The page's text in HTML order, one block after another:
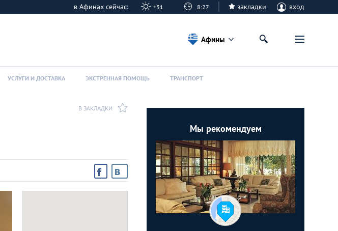
в Афинах сейчас: +31 8:27 закладки вход
Афины
УСЛУГИ И ДОСТАВКА ЭКСТРЕННАЯ ПОМОЩЬ ТРАНСПОРТ
В ЗАКЛАДКИ
Мы рекомендуем